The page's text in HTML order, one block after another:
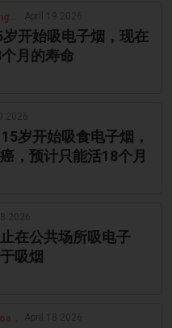
Manchester Evening News
开始吸电子烟，现在
月的寿命
岁开始吸食电子烟，
，预计只能活18个月
在公共场所吸电子
吸烟
ABC (Australian Broadcasting Corporation)